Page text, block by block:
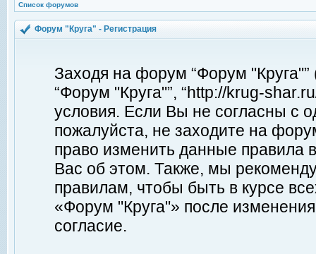
Список форумов
Форум "Круга" - Регистрация
Заходя на форум “Форум
“Форум "Круга"”, “http://krug-
условия. Если Вы не согласны с
пожалуйста, не заходите на
право изменить данные правила
Вас об этом. Также, мы
правилам, чтобы быть в курсе
«Форум "Круга"» после
согласие.